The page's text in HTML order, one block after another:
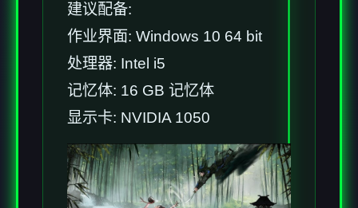
建议配备:
作业界面: Windows 10 64 bit
处理器: Intel i5
记忆体: 16 GB 记忆体
显示卡: NVIDIA 1050